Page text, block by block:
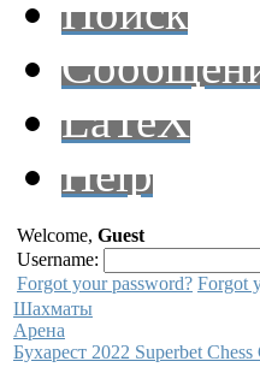
Поиск
LaTeX
Help
Welcome, Guest
Username:
Forgot your password? Forgot
Шахматы
Арена
Бухарест 2022 Superbet Chess